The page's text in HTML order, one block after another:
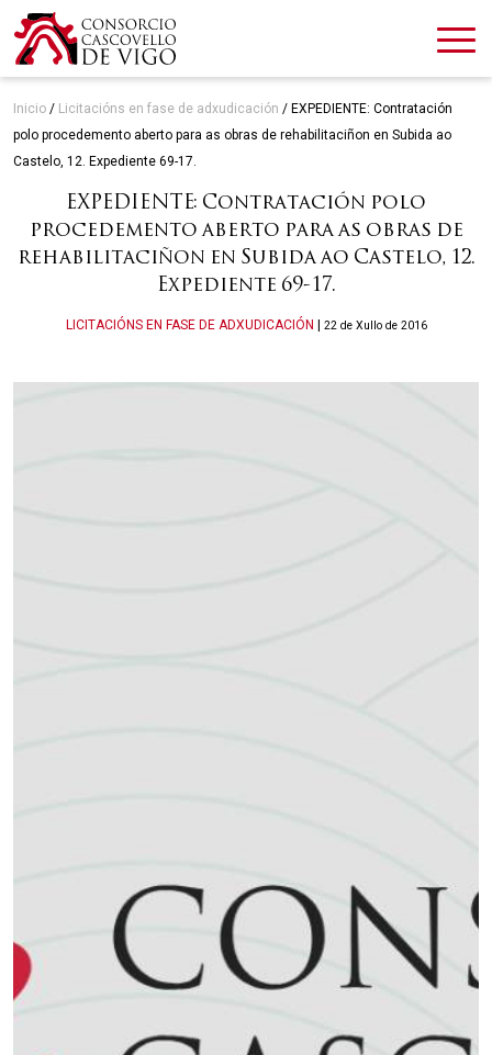
Inicio / Licitacións en fase de adxudicación / EXPEDIENTE: Contratación
polo procedemento aberto para as obras de rehabilitaciñon en Subida ao
Castelo, 12. Expediente 69-17.
EXPEDIENTE: Contratación polo
procedemento aberto para as obras de
rehabilitaciñon en Subida ao Castelo, 12.
Expediente 69-17.
Categories
LICITACIÓNS EN FASE DE ADXUDICACIÓN 22 de Xullo de 2016